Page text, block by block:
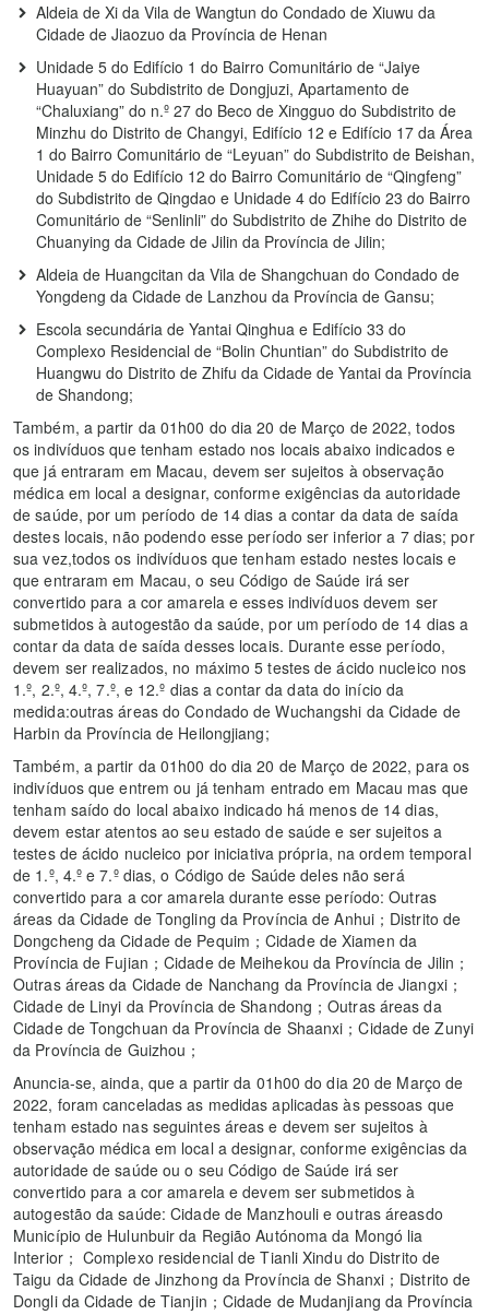
Aldeia de Xi da Vila de Wangtun do Condado de Xiuwu da
Cidade de Jiaozuo da Província de Henan
Unidade 5 do Edifício 1 do Bairro Comunitário de “Jaiye
Huayuan” do Subdistrito de Dongjuzi, Apartamento de
“Chaluxiang” do n.º 27 do Beco de Xingguo do Subdistrito de
Minzhu do Distrito de Changyi, Edifício 12 e Edifício 17 da Área
1 do Bairro Comunitário de “Leyuan” do Subdistrito de Beishan,
Unidade 5 do Edifício 12 do Bairro Comunitário de “Qingfeng”
do Subdistrito de Qingdao e Unidade 4 do Edifício 23 do Bairro
Comunitário de “Senlinli” do Subdistrito de Zhihe do Distrito de
Chuanying da Cidade de Jilin da Província de Jilin;
Aldeia de Huangcitan da Vila de Shangchuan do Condado de
Yongdeng da Cidade de Lanzhou da Província de Gansu;
Escola secundária de Yantai Qinghua e Edifício 33 do
Complexo Residencial de “Bolin Chuntian” do Subdistrito de
Huangwu do Distrito de Zhifu da Cidade de Yantai da Província
de Shandong;
Também, a partir da 01h00 do dia 20 de Março de 2022, todos
os indivíduos que tenham estado nos locais abaixo indicados e
que já entraram em Macau, devem ser sujeitos à observação
médica em local a designar, conforme exigências da autoridade
de saúde, por um período de 14 dias a contar da data de saída
destes locais, não podendo esse período ser inferior a 7 dias; por
sua vez,todos os indivíduos que tenham estado nestes locais e
que entraram em Macau, o seu Código de Saúde irá ser
convertido para a cor amarela e esses indivíduos devem ser
submetidos à autogestão da saúde, por um período de 14 dias a
contar da data de saída desses locais. Durante esse período,
devem ser realizados, no máximo 5 testes de ácido nucleico nos
1.º, 2.º, 4.º, 7.º, e 12.º dias a contar da data do início da
medida:outras áreas do Condado de Wuchangshi da Cidade de
Harbin da Província de Heilongjiang;
Também, a partir da 01h00 do dia 20 de Março de 2022, para os
indivíduos que entrem ou já tenham entrado em Macau mas que
tenham saído do local abaixo indicado há menos de 14 dias,
devem estar atentos ao seu estado de saúde e ser sujeitos a
testes de ácido nucleico por iniciativa própria, na ordem temporal
de 1.º, 4.º e 7.º dias, o Código de Saúde deles não será
convertido para a cor amarela durante esse período: Outras
áreas da Cidade de Tongling da Província de Anhui；Distrito de
Dongcheng da Cidade de Pequim；Cidade de Xiamen da
Província de Fujian；Cidade de Meihekou da Província de Jilin；
Outras áreas da Cidade de Nanchang da Província de Jiangxi；
Cidade de Linyi da Província de Shandong；Outras áreas da
Cidade de Tongchuan da Província de Shaanxi；Cidade de Zunyi
da Província de Guizhou；
Anuncia-se, ainda, que a partir da 01h00 do dia 20 de Março de
2022, foram canceladas as medidas aplicadas às pessoas que
tenham estado nas seguintes áreas e devem ser sujeitos à
observação médica em local a designar, conforme exigências da
autoridade de saúde ou o seu Código de Saúde irá ser
convertido para a cor amarela e devem ser submetidos à
autogestão da saúde: Cidade de Manzhouli e outras áreasdo
Município de Hulunbuir da Região Autónoma da Mongó lia
Interior； Complexo residencial de Tianli Xindu do Distrito de
Taigu da Cidade de Jinzhong da Província de Shanxi；Distrito de
Dongli da Cidade de Tianjin；Cidade de Mudanjiang da Província